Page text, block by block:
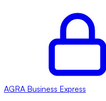
AGRA Business Express